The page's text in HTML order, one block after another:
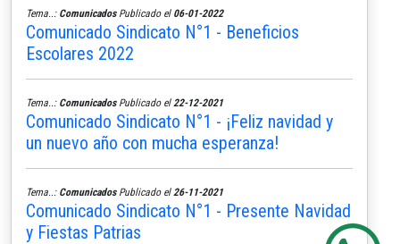
Tema..: ComunicadosPublicado el 06-01-2022
Comunicado Sindicato N°1 - Beneficios
Escolares 2022
Tema..: ComunicadosPublicado el 22-12-2021
Comunicado Sindicato N°1 - ¡Feliz navidad y
un nuevo año con mucha esperanza!
Tema..: ComunicadosPublicado el 26-11-2021
Comunicado Sindicato N°1 - Presente Navidad
y Fiestas Patrias